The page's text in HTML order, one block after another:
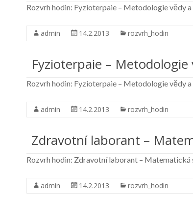
Rozvrh hodin: Fyzioterpaie – Metodologie vědy
admin 14.2.2013 rozvrh_hodin
Fyzioterpaie –
Rozvrh hodin: Fyzioterpaie – Metodologie vědy
admin 14.2.2013 rozvrh_hodin
Zdravotní laborant –
Rozvrh hodin: Zdravotní laborant –
admin 14.2.2013 rozvrh_hodin